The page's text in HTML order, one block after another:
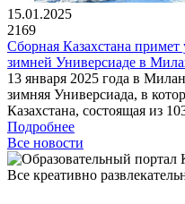
15.01.2025
2169
Сборная Казахстана
зимней Универсиаде в
13 января 2025 года в
зимняя Универсиада, в
Казахстана, состоящая из
Подробнее
Все новости
Все креативно